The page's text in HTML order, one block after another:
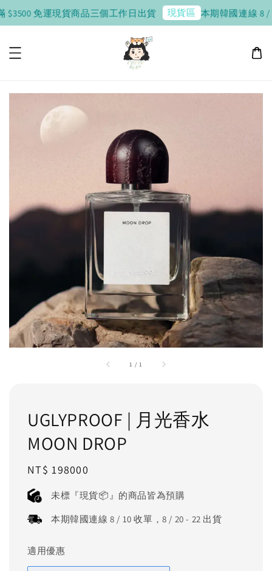
免運現貨商品三個工作日出貨 現貨區 本期韓國連線 8 /
1 / 1
UGLYPROOF | 月光香水
MOON DROP
Regular
price
NT$ 198000
未標『現貨📦』的商品皆為預購
本期韓國連線 8 / 10 收單，8 / 20 - 22 出貨
適用優惠